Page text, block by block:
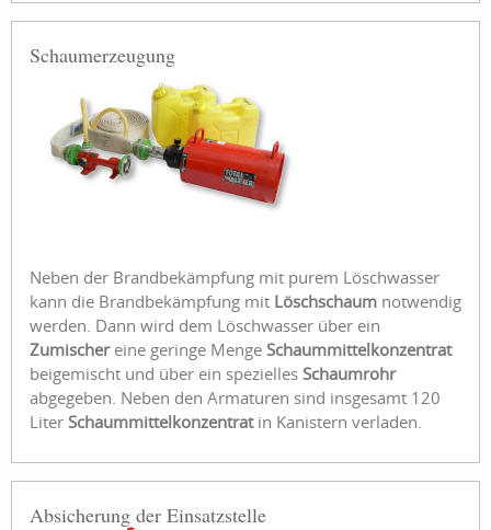
Schaumerzeugung
Neben der Brandbekämpfung mit purem Löschwasser
kann die Brandbekämpfung mit Löschschaum notwendig
werden. Dann wird dem Löschwasser über ein
Zumischereine geringe Menge Schaummittelkonzentrat
beigemischt und über ein spezielles Schaumrohr
abgegeben. Neben den Armaturen sind insgesamt 120
Liter Schaummittelkonzentratin Kanistern verladen.
Absicherung der Einsatzstelle